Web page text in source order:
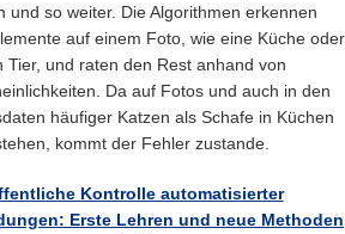
und so weiter. Die Algorithmen erkennen
auf einem Foto, wie eine Küche oder
Tier, und raten den Rest anhand von
Da auf Fotos und auch in den
häufiger Katzen als Schafe in Küchen
kommt der Fehler zustande.
Kontrolle automatisierter
Erste Lehren und neue Methoden